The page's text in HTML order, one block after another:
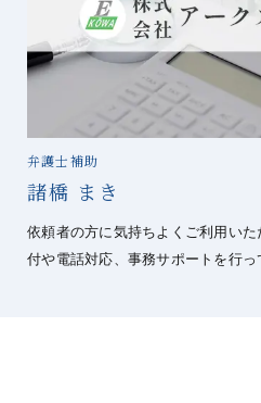
弁護士補助
諸橋 まき
依頼者の方に気持ちよくご利用い
付や電話対応、事務サポートを行っ